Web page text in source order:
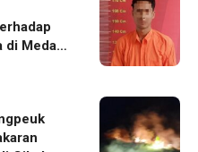
di Medan